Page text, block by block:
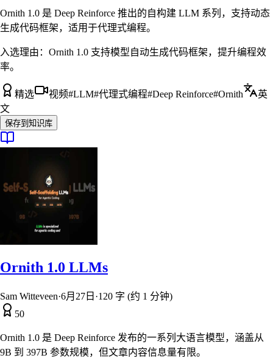
Ornith 1.0 是 Deep Reinforce 推出的自构建 LLM 系列，支持动态
生成代码框架，适用于代理式编程。
入选理由： Ornith 1.0 支持模型自动生成代码框架，提升编程效
率。
精选 视频#LLM#代理式编程#Deep Reinforce#Ornith
英
文
保存到知识库
Ornith 1.0 LLMs
Sam Witteveen·6月27日 ·120 字 (约 1 分钟)
50
Ornith 1.0 是 Deep Reinforce 发布的一系列大语言模型，涵盖从
9B 到 397B 参数规模，但文章内容信息量有限。